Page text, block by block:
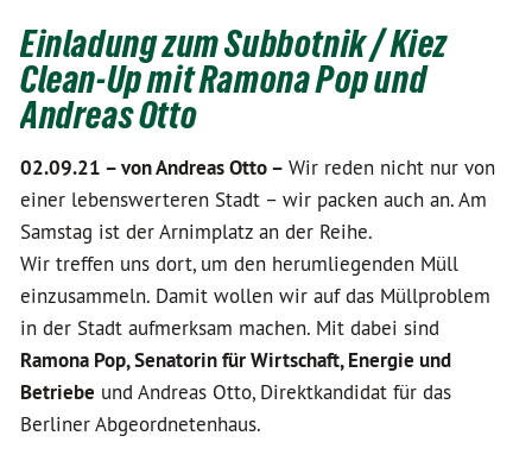
Einladung zum Subbotnik / Kiez
Clean-Up mit Ramona Pop und
Andreas Otto
02.09.21 –von Andreas Otto – Wir reden nicht nur von
einer lebenswerteren Stadt – wir packen auch an. Am
Samstag ist der Arnimplatz an der Reihe.
Wir treffen uns dort, um den herumliegenden Müll
einzusammeln. Damit wollen wir auf das Müllproblem
in der Stadt aufmerksam machen. Mit dabei sind
Ramona Pop, Senatorin für Wirtschaft, Energie und
Betriebe und Andreas Otto, Direktkandidat für das
Berliner Abgeordnetenhaus.